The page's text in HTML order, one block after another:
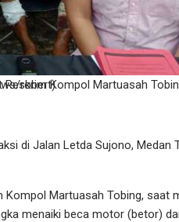
pers. (topmetro.news/robert)
di Jalan Letda Sujono, Medan
Kompol Martuasah Tobing, saat
menaiki beca motor (betor)